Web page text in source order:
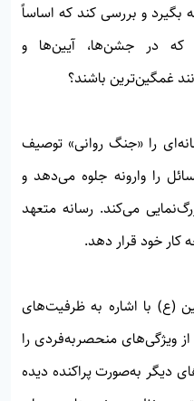
بگیرد و بررسی کند که اساساً
در جشن‌ها، آیین‌ها و
غمگین‌ترین باشند؟
را «جنگ روانی» توصیف
را وارونه جلوه می‌دهد و
می‌کند. رسانه متعهد
کار خود قرار دهد.
(ع) با اشاره به ظرفیت‌های
ویژگی‌های منحصربه‌فردی را
دیگر به‌صورت پراکنده دیده